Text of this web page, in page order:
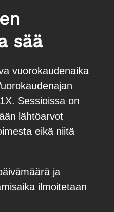
sää
vuorokaudenaika
Sessioissa on
lähtöarvot
eikä niitä
ja
ilmoitetaan